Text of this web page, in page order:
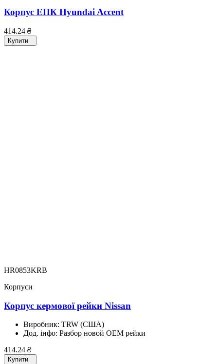
Корпус ЕПК Hyundai Accent
414.24 ₴
Купити
HR0853KRB
Корпуси
Корпус кермової рейки Nissan
Виробник: TRW (США)
Дод. інфо: Разбор новой OEM рейки
414.24 ₴
Купити